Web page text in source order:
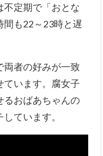
不定期で「おとな
間も22～23時と遅
両者の好みが一致
ています。腐女子
るおばあちゃんの
ています。